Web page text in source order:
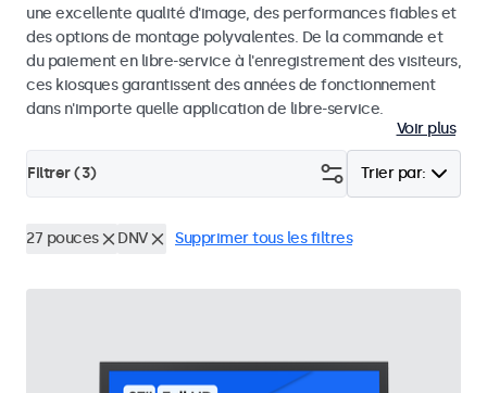
une excellente qualité d'image, des performances fiables et
des options de montage polyvalentes. De la commande et
du paiement en libre-service à l'enregistrement des visiteurs,
ces kiosques garantissent des années de fonctionnement
dans n'importe quelle application de libre-service.
Voir plus
Trier par:
Filtrer (3)
27 pouces DNV Supprimer tous les filtres